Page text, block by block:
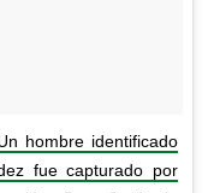
hombre identificado
fue capturado por